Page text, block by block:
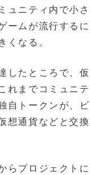
ュニティ内で小
ームが流行する
くなる。
したところで、
れまでコミュニ
自トークンが、ビ
想通貨などと交
らプロジェクト